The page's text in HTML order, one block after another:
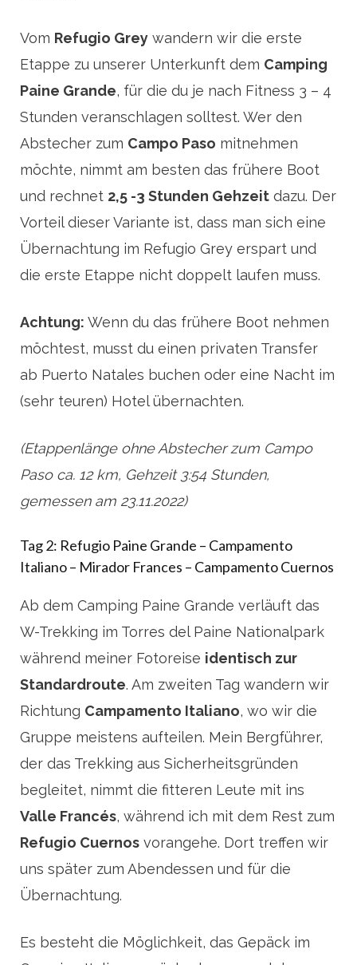
Vom Refugio Grey wandern wir die erste
Etappe zu unserer Unterkunft dem Camping
Paine Grande, für die du je nach Fitness 3 – 4
Stunden veranschlagen solltest. Wer den
Abstecher zum Campo Paso mitnehmen
möchte, nimmt am besten das frühere Boot
und rechnet 2,5 -3 Stunden Gehzeit dazu. Der
Vorteil dieser Variante ist, dass man sich eine
Übernachtung im Refugio Grey erspart und
die erste Etappe nicht doppelt laufen muss.
Achtung: Wenn du das frühere Boot nehmen
möchtest, musst du einen privaten Transfer
ab Puerto Natales buchen oder eine Nacht im
(sehr teuren) Hotel übernachten.
(Etappenlänge ohne Abstecher zum Campo
Paso ca. 12 km, Gehzeit 3:54 Stunden,
gemessen am 23.11.2022)
Tag 2: Refugio Paine Grande – Campamento
Italiano – Mirador Frances – Campamento Cuernos
Ab dem Camping Paine Grande verläuft das
W-Trekking im Torres del Paine Nationalpark
während meiner Fotoreise identisch zur
Standardroute. Am zweiten Tag wandern wir
Richtung Campamento Italiano, wo wir die
Gruppe meistens aufteilen. Mein Bergführer,
der das Trekking aus Sicherheitsgründen
begleitet, nimmt die fitteren Leute mit ins
Valle Francés, während ich mit dem Rest zum
Refugio Cuernos vorangehe. Dort treffen wir
uns später zum Abendessen und für die
Übernachtung.
Es besteht die Möglichkeit, das Gepäck im